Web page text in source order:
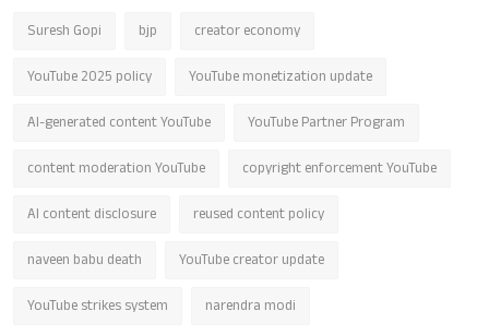
Suresh Gopi bjp creator economy
YouTube 2025 policy YouTube monetization update
AI-generated content YouTube YouTube Partner Program
content moderation YouTube copyright enforcement YouTube
AI content disclosure reused content policy
naveen babu death YouTube creator update
YouTube strikes system narendra modi